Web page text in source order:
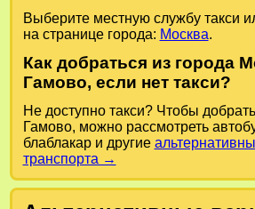
Выберите местную службу такси
на странице города: Москва.
Как добраться из города
Гамово, если нет такси?
Не доступно такси? Чтобы
Гамово, можно рассмотреть
блаблакар и другие
транспорта →